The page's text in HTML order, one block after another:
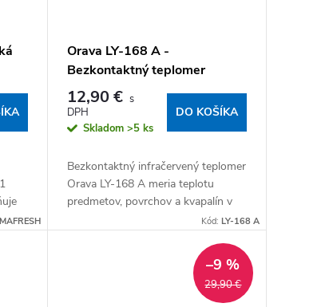
Orava LY-168 A -
Bezkontaktný teplomer
12,90 €
Skladom >5 ks
DO KOŠÍKA
Bezkontaktný infračervený teplomer
Orava LY-168 A meria teplotu
predmetov, povrchov a kvapalín v
rozsahu 0 °C – 60 °C. Výsledok sa
Kód: LY-168 A
29,90 €
–9 %